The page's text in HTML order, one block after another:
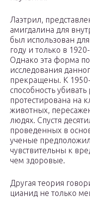
Лаэтрил,
амигдалина для
был использован
году и только в
Однако эта форма
исследования
прекращены. К
способность
протестирована на
животных,
людях. Спустя
проведенных в
ученые
чувствительны к
чем здоровые.
Другая теория
цианид не только